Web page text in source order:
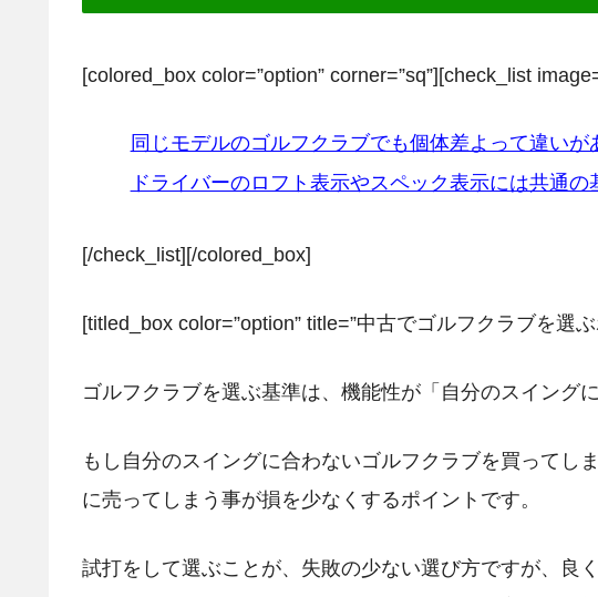
[colored_box color=”option” corner=”sq”][check_list
同じモデルのゴルフクラブでも個体差よって違いが
ドライバーのロフト表示やスペック表示には共通の
[/check_list][/colored_box]
[titled_box color=”option” title=”中古でゴルフクラブを選
ゴルフクラブを選ぶ基準は、機能性が「自分のスイング
もし自分のスイングに合わないゴルフクラブを買ってし
に売ってしまう事が損を少なくするポイントです。
試打をして選ぶことが、失敗の少ない選び方ですが、良